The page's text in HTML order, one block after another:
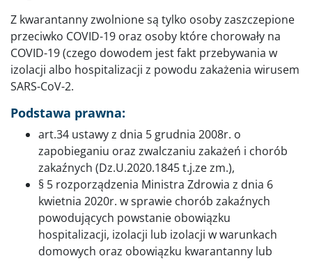
Z kwarantanny zwolnione są tylko osoby zaszczepione
przeciwko COVID-19 oraz osoby które chorowały na
COVID-19 (czego dowodem jest fakt przebywania w
izolacji albo hospitalizacji z powodu zakażenia wirusem
SARS-CoV-2.
Podstawa prawna:
art.34 ustawy z dnia 5 grudnia 2008r. o
zapobieganiu oraz zwalczaniu zakażeń i chorób
zakaźnych (Dz.U.2020.1845 t.j.ze zm.),
§ 5 rozporządzenia Ministra Zdrowia z dnia 6
kwietnia 2020r. w sprawie chorób zakaźnych
powodujących powstanie obowiązku
hospitalizacji, izolacji lub izolacji w warunkach
domowych oraz obowiązku kwarantanny lub